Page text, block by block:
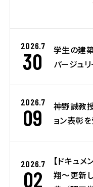
2026.7
30
学生の建
パージュ
2026.7
09
神野誠教
ョン表彰
2026.7
02
【ドキュ
翔～更新